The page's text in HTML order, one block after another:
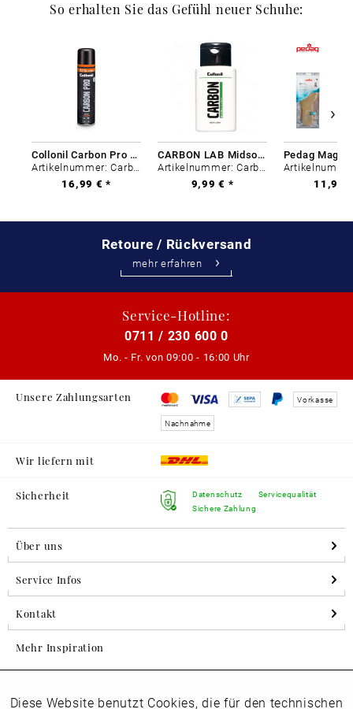
So erhalten Sie das Gefühl neuer Schuhe:
Collonil Carbon Pro 400 ml
Artikelnummer: Carbon-0
16,99 € *
CARBON LAB Midsole Cleaner
Artikelnummer: Carbon-0
9,99 € *
11,99
Retoure / Rückversand
mehr erfahren
Service-Hotline:
0711 / 230 600 0
Mo. - Fr. von 09:00 - 16:00 Uhr
Unsere Zahlungsarten Vorkasse
Nachnahme
Wir liefern mit
Sicherheit
Datenschutz
Sichere Zahlung
Servicequalität
Über uns
Service Infos
Kontakt
Mehr Inspiration
Folgen Sie uns auf Instagram
Funktionale Aktiv
Diese Website benutzt Cookies, die für den technischen